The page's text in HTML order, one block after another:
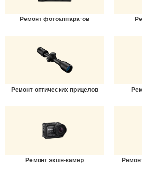
Ремонт фотоаппаратов
Ремонт оптических прицелов
Ремонт экшн-камер